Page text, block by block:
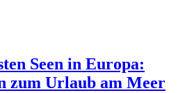
Seen in Europa:
zum Urlaub am Meer